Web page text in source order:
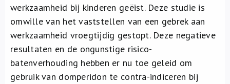
werkzaamheid bij kinderen geëist. Deze studie is
omwille van het vaststellen van een gebrek aan
werkzaamheid vroegtijdig gestopt. Deze negatieve
resultaten en de ongunstige risico-
batenverhouding hebben er nu toe geleid om
gebruik van domperidon te contra-indiceren bij